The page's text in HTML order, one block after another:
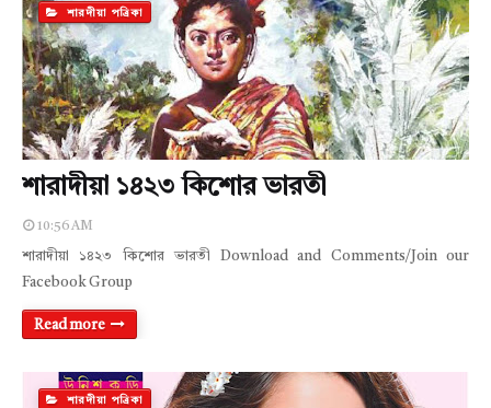
শারদীয়া পত্রিকা
শারাদীয়া ১৪২৩ কিশোর ভারতী
10:56 AM
শারাদীয়া ১৪২৩ কিশোর ভারতী Download and Comments/Join our
Facebook Group
Read more
শারদীয়া পত্রিকা